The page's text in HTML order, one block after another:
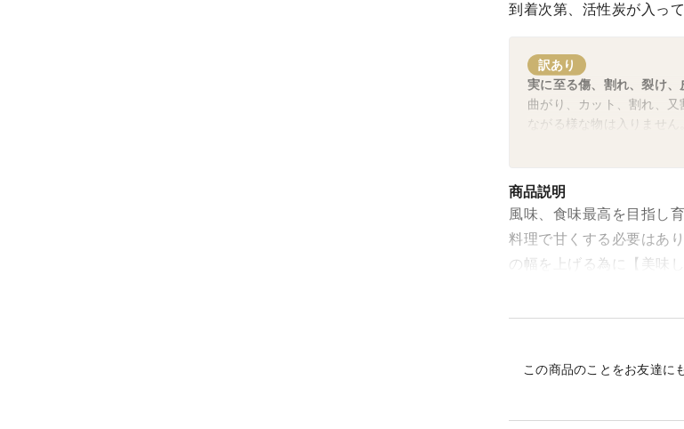
到着次第、活性炭が入っ
訳あり
実に至る傷、割れ、裂け、
曲がり、カット、割れ、
ながる様な物は入りません
商品説明
風味、食味最高を目指し
料理で甘くする必要はあ
の幅を上げる為に【美味
この商品のことをお友達に